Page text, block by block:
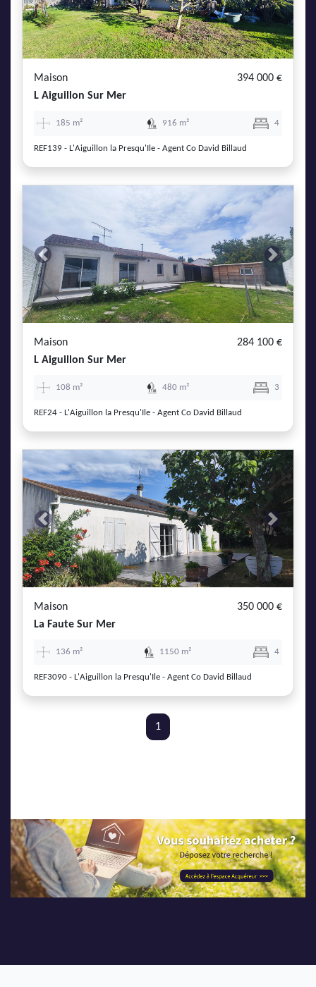
Maison
394 000 €
L Aiguillon Sur Mer
185 m² 916 m² 4
REF139 - L'Aiguillon la Presqu'Ile - Agent Co David Billaud
Previous Next
Maison
284 100 €
L Aiguillon Sur Mer
108 m² 480 m² 3
REF24 - L'Aiguillon la Presqu'Ile - Agent Co David Billaud
Previous Next
Maison
350 000 €
La Faute Sur Mer
136 m² 1150 m² 4
REF3090 - L'Aiguillon la Presqu'Ile - Agent Co David Billaud
1